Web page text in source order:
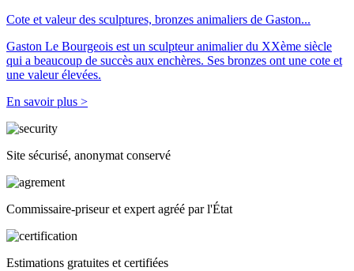
Cote et valeur des sculptures, bronzes animaliers de Gaston...
Gaston Le Bourgeois est un sculpteur animalier du XXème siècle
qui a beaucoup de succès aux enchères. Ses bronzes ont une cote et
une valeur élevées.
En savoir plus >
Site sécurisé, anonymat conservé
Commissaire-priseur et expert agréé par l'État
Estimations gratuites et certifiées